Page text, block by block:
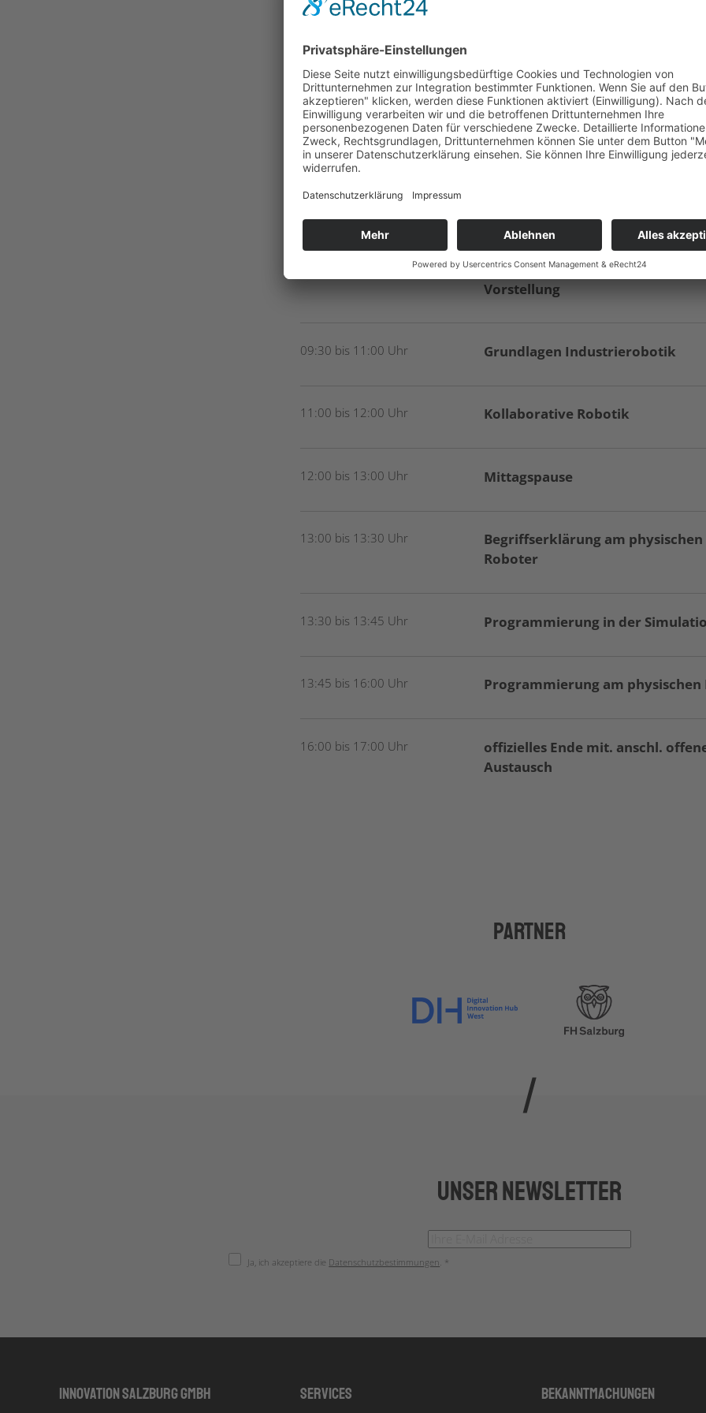
Programm
Start mit Begrüßung und kurzer
Vorstellung
09:30 bis 11:00 Uhr Grundlagen Industrierobotik
11:00 bis 12:00 Uhr Kollaborative Robotik
12:00 bis 13:00 Uhr Mittagspause
13:00 bis 13:30 Uhr
Begriffserklärung am physischen
Roboter
13:30 bis 13:45 Uhr Programmierung in der
13:45 bis 16:00 Uhr Programmierung am physischen
16:00 bis 17:00 Uhr
offizielles Ende mit. anschl.
Austausch
Partner
Unser Newsletter
Ja, ich akzeptiere die Datenschutzbestimmungen . *
Innovation Salzburg GmbH Services Bekanntmachungen